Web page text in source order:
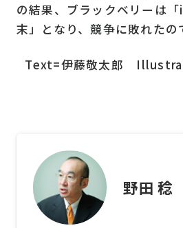
の結果、ブラックベリーは
末」となり、競争に敗れたの
Text=伊藤敬太郎
野田 稔